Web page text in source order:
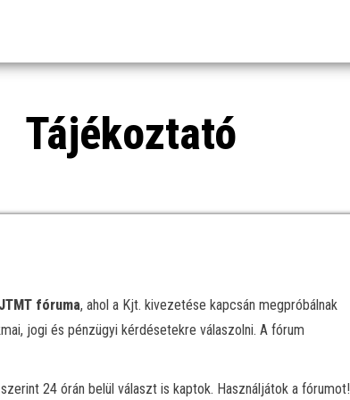
Tájékoztató
fóruma, ahol a Kjt. kivezetése kapcsán megpróbálnak
jogi és pénzügyi kérdésetekre válaszolni. A fórum
24 órán belül választ is kaptok. Használjátok a fórumot!